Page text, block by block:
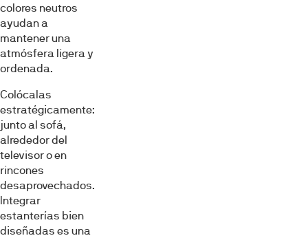
colores neutros
ayudan a
mantener una
atmósfera ligera y
ordenada.
Colócalas
estratégicamente:
junto al sofá,
alrededor del
televisor o en
rincones
desaprovechados.
Integrar
estanterías bien
diseñadas es una